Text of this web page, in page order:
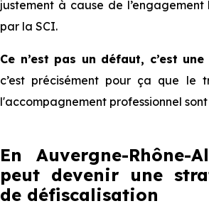
justement à cause de
par la SCI.
Ce n’est pas un défaut, c’est
c’est précisément pour ça que le
l'accompagnement professionnel
En Auvergne-Rhône-
peut devenir une
de défiscalisation